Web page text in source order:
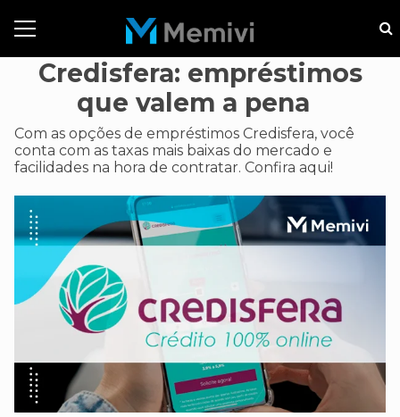
Credisfera: empréstimos
que valem a pena
Com as opções de empréstimos Credisfera, você
conta com as taxas mais baixas do mercado e
facilidades na hora de contratar. Confira aqui!